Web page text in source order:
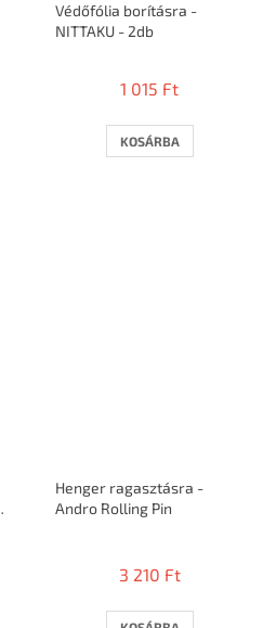
Védőfólia borításra -
NITTAKU - 2db
1 015 Ft
KOSÁRBA
Henger ragasztásra -
Andro Rolling Pin
átlagos
5-
3 210 Ft